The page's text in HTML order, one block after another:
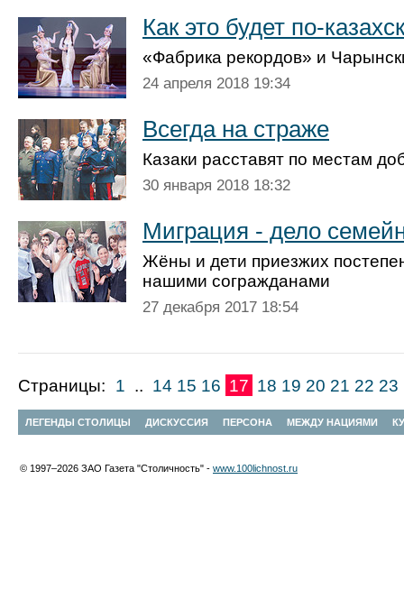
Как это будет по-
«Фабрика рекордов» и
24 апреля 2018 19:34
Всегда на страже
Казаки расставят по местам
30 января 2018 18:32
Миграция - дело
Жёны и дети приезжих
нашими согражданами
27 декабря 2017 18:54
Страницы: 1 .. 14 15 16 17 18 19 20 21 22 23
ЛЕГЕНДЫ СТОЛИЦЫ ДИСКУССИЯ ПЕРСОНА МЕЖДУ НАЦИЯМИ
© 1997–2026 ЗАО Газета "Столичность" - www.100lichnost.ru